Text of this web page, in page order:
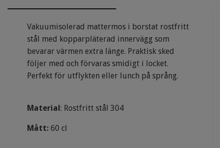
Vakuumisolerad mattermos i borstat rostfritt
stål med kopparpläterad innervägg som
bevarar värmen extra länge. Praktisk sked
följer med och förvaras smidigt i locket.
Perfekt för utflykten eller lunch på språng.
Material : Rostfritt stål 304
Mått: 60 cl